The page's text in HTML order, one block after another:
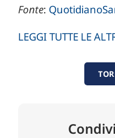
Fonte:
LEGGI TUTTE LE